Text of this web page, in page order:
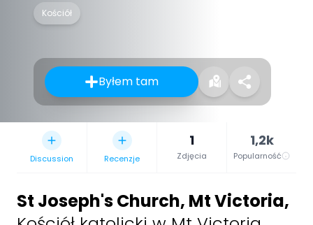
Kościół
Byłem tam
Discussion Recenzje
1
Zdjęcia
1,2k
Popularność
St Joseph's Church, Mt Victoria,